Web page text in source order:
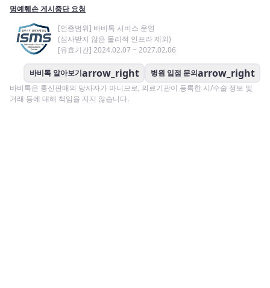
명예훼손 게시중단 요청
[인증범위] 바비톡 서비스 운영
(심사받지 않은 물리적 인프라 제외)
[유효기간] 2024.02.07 ~ 2027.02.06
바비톡 알아보기arrow_right 병원 입점 문의arrow_right
바비톡은 통신판매의 당사자가 아니므로, 의료기관이 등록한 시/수술 정보 및
거래 등에 대해 책임을 지지 않습니다.